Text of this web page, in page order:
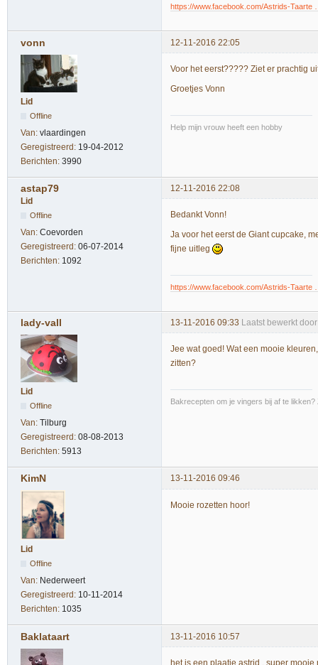
https://www.facebook.com/Astrids-Taarte
vonn 12-11-2016 22:05
Lid
Offline
Van: vlaardingen
Geregistreerd: 19-04-2012
Berichten: 3990
Voor het eerst????? Ziet er prachtig
Groetjes Vonn
Help mijn vrouw heeft een hobby
astap79
12-11-2016 22:08
Lid
Offline
Van: Coevorden
Geregistreerd: 06-07-2014
Berichten: 1092
Bedankt Vonn!
Ja voor het eerst de Giant cupcake,
fijne uitleg
https://www.facebook.com/Astrids-Taarte
lady-vall 13-11-2016 09:33 Laatst bewerkt
Lid
Offline
Van: Tilburg
Geregistreerd: 08-08-2013
Berichten: 5913
Jee wat goed! Wat een mooie
zitten?
Bakrecepten om je vingers bij af te
KimN 13-11-2016 09:46
Lid
Offline
Van: Nederweert
Geregistreerd: 10-11-2014
Berichten: 1035
Mooie rozetten hoor!
Baklataart 13-11-2016 10:57
het is een plaatje astrid , super